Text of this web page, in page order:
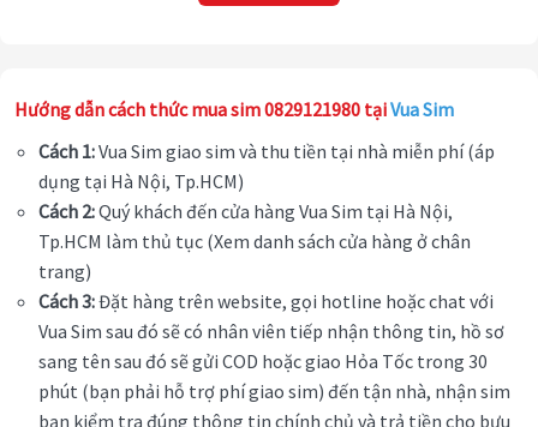
Hướng dẫn cách thức mua sim 0829121980 tạiVua Sim
Cách 1:Vua Sim giao sim và thu tiền tại nhà miễn phí (áp
dụng tại Hà Nội, Tp.HCM)
Cách 2:Quý khách đến cửa hàng Vua Sim tại Hà Nội,
Tp.HCM làm thủ tục (Xem danh sách cửa hàng ở chân
trang)
Cách 3:Đặt hàng trên website, gọi hotline hoặc chat với
Vua Sim sau đó sẽ có nhân viên tiếp nhận thông tin, hồ sơ
sang tên sau đó sẽ gửi COD hoặc giao Hỏa Tốc trong 30
phút (bạn phải hỗ trợ phí giao sim) đến tận nhà, nhận sim
bạn kiểm tra đúng thông tin chính chủ và trả tiền cho bưu